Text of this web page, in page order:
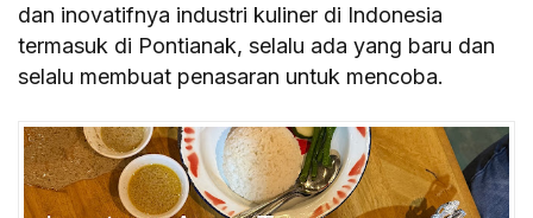
dan inovatifnya industri kuliner di Indonesia
termasuk di Pontianak, selalu ada yang baru dan
selalu membuat penasaran untuk mencoba.